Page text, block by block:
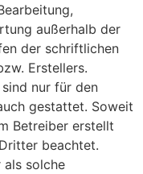
außerhalb der
der schriftlichen
Erstellers.
nur für den
gestattet. Soweit
Betreiber erstellt
beachtet.
als solche